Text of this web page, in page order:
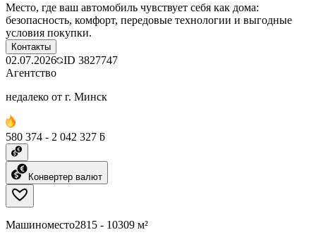
Место, где ваш автомобиль чувствует себя как дома:
безопасность, комфорт, передовые технологии и выгодные
условия покупки.
Контакты
02.07.2026 ID 3827747
Агентство
недалеко от г. Минск
580 374 - 2 042 327 ƃ
Конвертер валют
Машиноместо2815 - 10309 м²